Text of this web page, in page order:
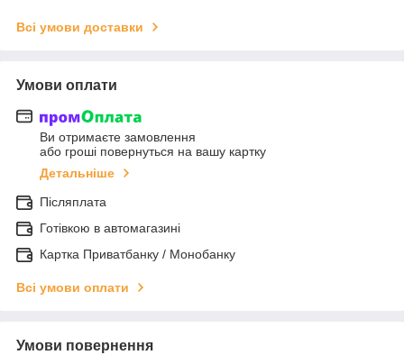
Всі умови доставки
Умови оплати
Ви отримаєте замовлення
або гроші повернуться на вашу картку
Детальніше
Післяплата
Готівкою в автомагазині
Картка Приватбанку / Монобанку
Всі умови оплати
Умови повернення